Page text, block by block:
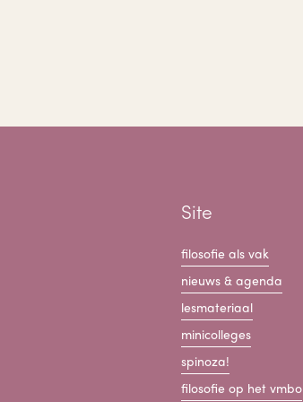
Site
filosofie als vak
nieuws & agenda
lesmateriaal
minicolleges
spinoza!
filosofie op het vmbo